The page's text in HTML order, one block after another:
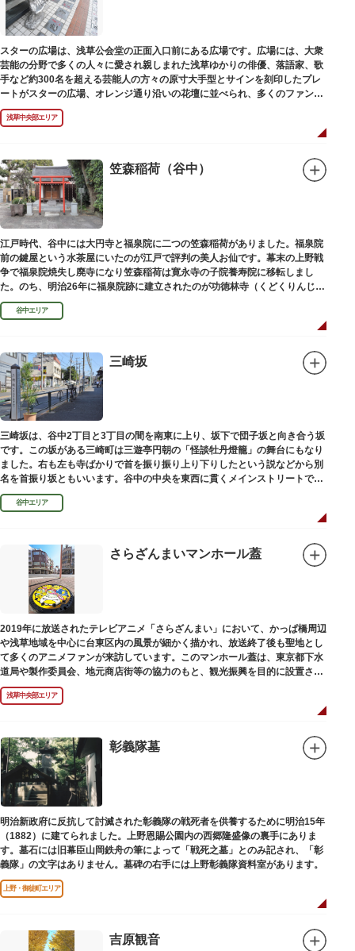
スターの広場は、浅草公会堂の正面入口前にある広場です。広場には、大衆
芸能の分野で多くの人々に愛され親しまれた浅草ゆかりの俳優、落語家、歌
手など約300名を超える芸能人の方々の原寸大手型とサインを刻印したプレ
ートがスターの広場、オレンジ通り沿いの花壇に並べられ、多くのファンに
親しまれています。
浅草中央部エリア
笠森稲荷（谷中）
江戸時代、谷中には大円寺と福泉院に二つの笠森稲荷がありました。福泉院
前の鍵屋という水茶屋にいたのが江戸で評判の美人お仙です。幕末の上野戦
争で福泉院焼失し廃寺になり笠森稲荷は寛永寺の子院養寿院に移転しまし
た。のち、明治26年に福泉院跡に建立されたのが功徳林寺（くどくりんじ）
で、明治末期には稲荷社が祀られました。
谷中エリア
三崎坂
三崎坂は、谷中2丁目と3丁目の間を南東に上り、坂下で団子坂と向き合う坂
です。この坂がある三崎町は三遊亭円朝の「怪談牡丹燈籠」の舞台にもなり
ました。右も左も寺ばかりで首を振り振り上り下りしたという説などから別
名を首振り坂ともいいます。谷中の中央を東西に貫くメインストリートで
す。
谷中エリア
さらざんまいマンホール蓋
2019年に放送されたテレビアニメ「さらざんまい」において、かっぱ橋周辺
や浅草地域を中心に台東区内の風景が細かく描かれ、放送終了後も聖地とし
て多くのアニメファンが来訪しています。このマンホール蓋は、東京都下水
道局や製作委員会、地元商店街等の協力のもと、観光振興を目的に設置され
ました。
描かれているのは、主人公である矢逆一稀、久慈悠、陣内燕太の3人が、か
っぱ橋に封印されていた謎のカッパ型生命体“ケッピ”によって河童の姿に変
設置年月日：令和3年4月13日
浅草中央部エリア
彰義隊墓
明治新政府に反抗して討滅された彰義隊の戦死者を供養するために明治15年
（1882）に建てられました。上野恩賜公園内の西郷隆盛像の裏手にありま
す。墓石には旧幕臣山岡鉄舟の筆によって「戦死之墓」とのみ記され、「彰
義隊」の文字はありません。墓碑の右手には上野彰義隊資料室があります。
上野・御徒町エリア
吉原観音